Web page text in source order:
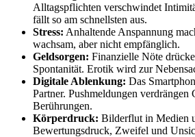
Alltagspflichten verschwindet
fällt so am schnellsten aus.
Stress: Anhaltende Anspannung
wachsam, aber nicht empfänglich.
Geldsorgen: Finanzielle Nöte
Spontanität. Erotik wird zur
Digitale Ablenkung: Das
Partner. Pushmeldungen verdrängen
Berührungen.
Körperdruck: Bilderflut in Medien
Bewertungsdruck, Zweifel und